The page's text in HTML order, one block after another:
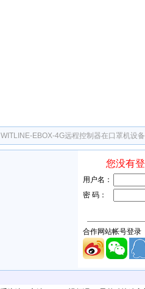
WITLINE-EBOX-4G远程控制器在口罩机设